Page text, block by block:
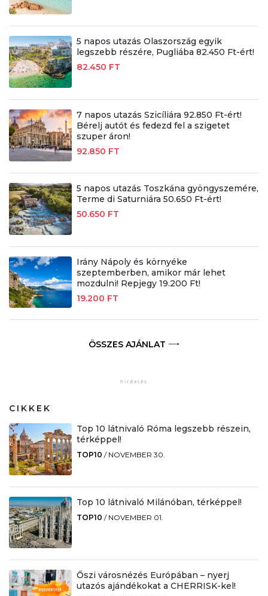
5 napos utazás Olaszország egyik
legszebb részére, Pugliába 82.450 Ft-ért!
82.450 FT
7 napos utazás Szicíliára 92.850 Ft-ért!
Bérelj autót és fedezd fel a szigetet
szuper áron!
92.850 FT
5 napos utazás Toszkána gyöngyszemére,
Terme di Saturniára 50.650 Ft-ért!
50.650 FT
Irány Nápoly és környéke
szeptemberben, amikor már lehet
mozdulni! Repjegy 19.200 Ft!
19.200 FT
ÖSSZES AJÁNLAT
CIKKEK
Top 10 látnivaló Róma legszebb részein,
térképpel!
TOP10 / NOVEMBER 30.
Top 10 látnivaló Milánóban, térképpel!
TOP10 / NOVEMBER 01.
Őszi városnézés Európában – nyerj
utazós ajándékokat a CHERRISK-kel!